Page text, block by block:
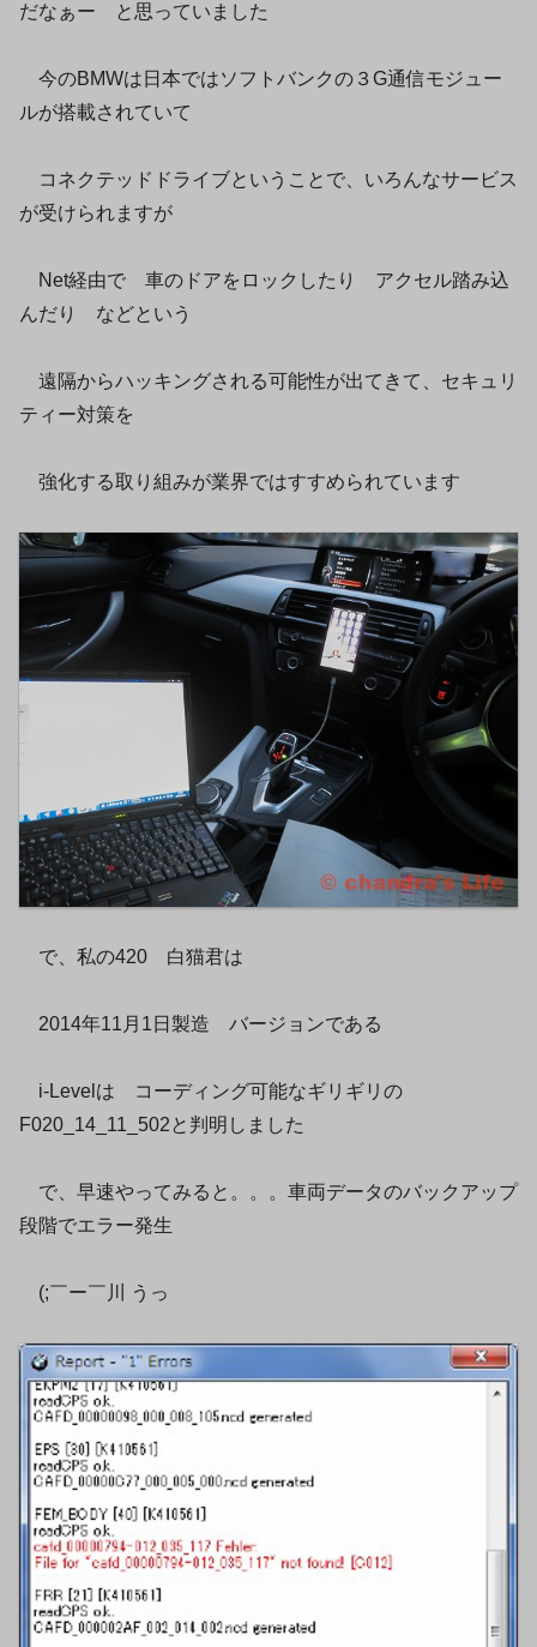
だなぁー と思っていました
今のBMWは日本ではソフトバンクの３G通信モジュー
ルが搭載されていて
コネクテッドドライブということで、いろんなサービス
が受けられますが
Net経由で 車のドアをロックしたり アクセル踏み込
んだり などという
遠隔からハッキングされる可能性が出てきて、セキュリ
ティー対策を
強化する取り組みが業界ではすすめられています
で、私の420 白猫君は
2014年11月1日製造 バージョンである
i-Levelは コーディング可能なギリギリの
F020_14_11_502と判明しました
で、早速やってみると。。。車両データのバックアップ
段階でエラー発生
(;￣ー￣川 うっ